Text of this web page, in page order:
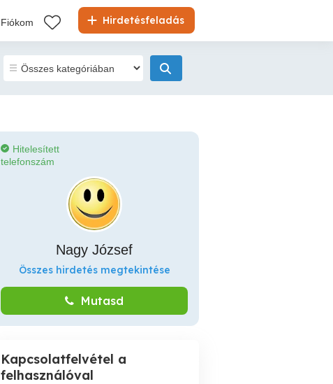
Hirdetésfeladás
Fiókom
Hitelesített
telefonszám
Nagy József
Összes hirdetés megtekintése
Mutasd
Kapcsolatfelvétel a
felhasználóval